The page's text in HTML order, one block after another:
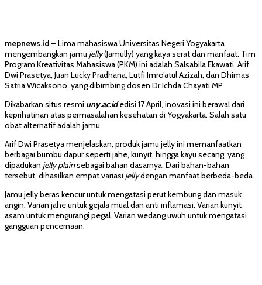
mepnews.id – Lima mahasiswa Universitas Negeri Yogyakarta
mengembangkan jamu jelly(Jamully) yang kaya serat dan manfaat. Tim
Program Kreativitas Mahasiswa (PKM) ini adalah Salsabila Ekawati, Arif
Dwi Prasetya, Juan Lucky Pradhana, Lutfi Imro’atul Azizah, dan Dhimas
Satria Wicaksono, yang dibimbing dosen Dr Ichda Chayati MP.
Dikabarkan situs resmi uny.ac.idedisi 17 April, inovasi ini berawal dari
keprihatinan atas permasalahan kesehatan di Yogyakarta. Salah satu
obat alternatif adalah jamu.
Arif Dwi Prasetya menjelaskan, produk jamu jelly ini memanfaatkan
berbagai bumbu dapur seperti jahe, kunyit, hingga kayu secang, yang
dipadukan jelly plainsebagai bahan dasarnya. Dari bahan-bahan
tersebut, dihasilkan empat variasi jellydengan manfaat berbeda-beda.
Jamu jelly beras kencur untuk mengatasi perut kembung dan masuk
angin. Varian jahe untuk gejala mual dan anti inflamasi. Varian kunyit
asam untuk mengurangi pegal. Varian wedang uwuh untuk mengatasi
gangguan pencernaan.